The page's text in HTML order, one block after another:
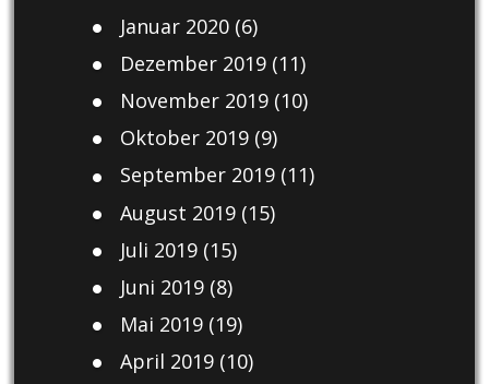
Januar 2020(6)
Dezember 2019(11)
November 2019(10)
Oktober 2019(9)
September 2019(11)
August 2019(15)
Juli 2019(15)
Juni 2019(8)
Mai 2019(19)
April 2019(10)